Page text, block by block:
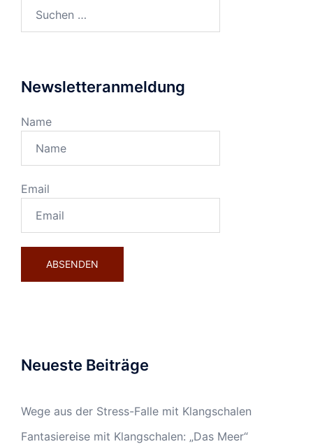
nach:
Newsletteranmeldung
Name
Email
Neueste Beiträge
Wege aus der Stress-Falle mit Klangschalen
Fantasiereise mit Klangschalen: „Das Meer“